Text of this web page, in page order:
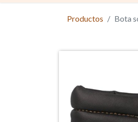
Productos Bota